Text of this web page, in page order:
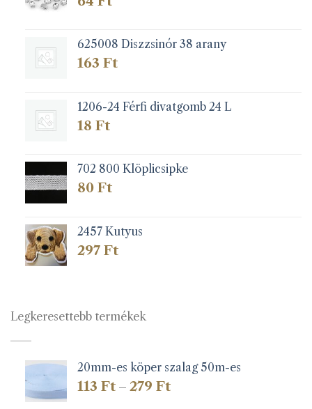
625008 Diszzsinór 38 arany
163 Ft
1206-24 Férfi divatgomb 24 L
18 Ft
702 800 Klöplicsipke
80 Ft
2457 Kutyus
297 Ft
Legkeresettebb termékek
20mm-es köper szalag 50m-es
113 Ft – 279 FtÁrtartomány: